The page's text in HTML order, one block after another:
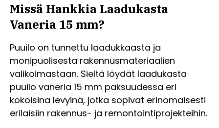
Missä Hankkia Laadukasta
Vaneria 15 mm?
Puuilo on tunnettu laadukkaasta ja
monipuolisesta rakennusmateriaalien
valikoimastaan. Sieltä löydät laadukasta
puuilo vaneria 15 mm paksuudessa eri
kokoisina levyinä, jotka sopivat erinomaisesti
erilaisiin rakennus- ja remontointiprojekteihin.